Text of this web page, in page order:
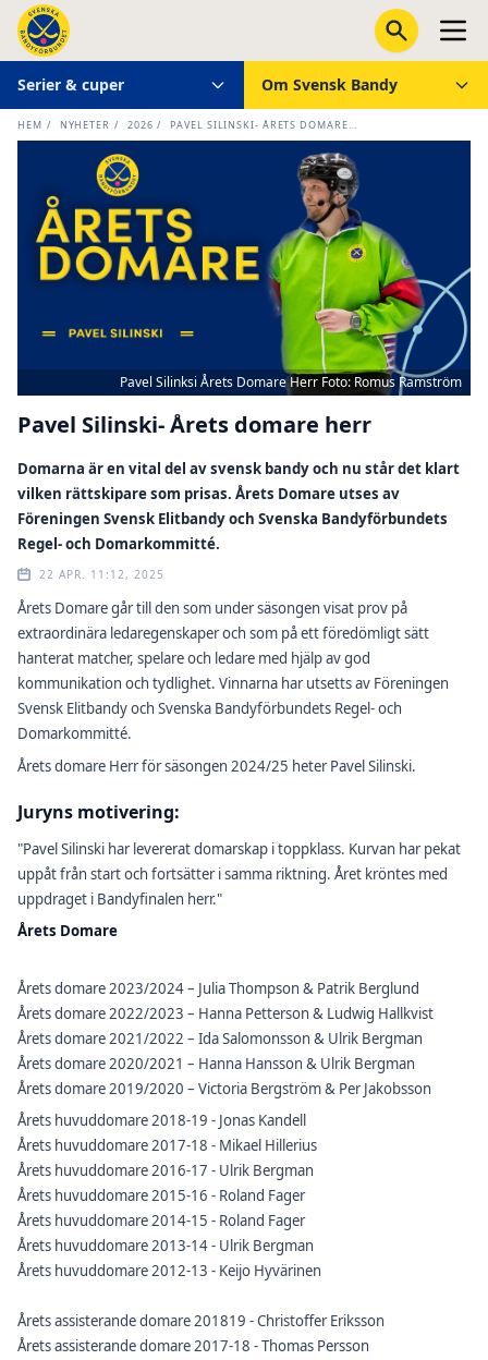
Serier & cuper Om Svensk Bandy
HEM / NYHETER / 2026 / PAVEL SILINSKI- ÅRETS DOMARE...
Pavel Silinksi Årets Domare Herr Foto: Romus Ramström
Pavel Silinski- Årets domare herr
Domarna är en vital del av svensk bandy och nu står det klart
vilken rättskipare som prisas. Årets Domare utses av
Föreningen Svensk Elitbandy och Svenska Bandyförbundets
Regel- och Domarkommitté.
22 APR. 11:12, 2025
Årets Domare går till den som under säsongen visat prov på
extraordinära ledaregenskaper och som på ett föredömligt sätt
hanterat matcher, spelare och ledare med hjälp av god
kommunikation och tydlighet. Vinnarna har utsetts av Föreningen
Svensk Elitbandy och Svenska Bandyförbundets Regel- och
Domarkommitté.
Årets domare Herr för säsongen 2024/25 heter Pavel Silinski.
Juryns motivering:
"Pavel Silinski har levererat domarskap i toppklass. Kurvan har pekat
uppåt från start och fortsätter i samma riktning. Året kröntes med
uppdraget i Bandyfinalen herr."
Årets Domare
Årets domare 2023/2024 – Julia Thompson & Patrik Berglund
Årets domare 2022/2023 – Hanna Petterson & Ludwig Hallkvist
Årets domare 2021/2022 – Ida Salomonsson & Ulrik Bergman
Årets domare 2020/2021 – Hanna Hansson & Ulrik Bergman
Årets domare 2019/2020 – Victoria Bergström & Per Jakobsson
Årets huvuddomare 2018-19 - Jonas Kandell
Årets huvuddomare 2017-18 - Mikael Hillerius
Årets huvuddomare 2016-17 - Ulrik Bergman
Årets huvuddomare 2015-16 - Roland Fager
Årets huvuddomare 2014-15 - Roland Fager
Årets huvuddomare 2013-14 - Ulrik Bergman
Årets huvuddomare 2012-13 - Keijo Hyvärinen
Årets assisterande domare 201819 - Christoffer Eriksson
Årets assisterande domare 2017-18 - Thomas Persson